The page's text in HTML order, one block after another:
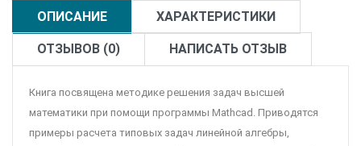
ОПИСАНИЕ ХАРАКТЕРИСТИКИ
ОТЗЫВОВ (0) НАПИСАТЬ ОТЗЫВ
Книга посвящена методике решения задач высшей
математики при помощи программы Mathcad. Приводятся
примеры расчета типовых задач линейной алгебры,